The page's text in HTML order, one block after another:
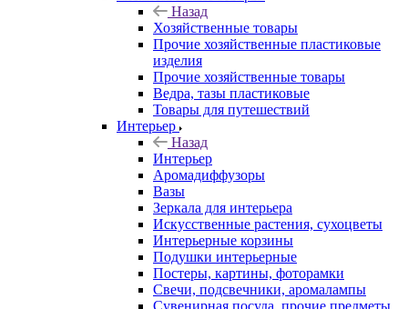
Назад
Хозяйственные товары
Прочие хозяйственные пластиковые
изделия
Прочие хозяйственные товары
Ведра, тазы пластиковые
Товары для путешествий
Интерьер
Назад
Интерьер
Аромадиффузоры
Вазы
Зеркала для интерьера
Искусственные растения, сухоцветы
Интерьерные корзины
Подушки интерьерные
Постеры, картины, фоторамки
Свечи, подсвечники, аромалампы
Сувенирная посуда, прочие предметы